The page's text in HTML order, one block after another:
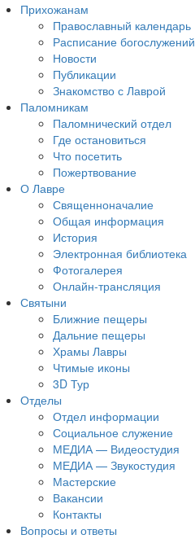
Прихожанам
Православный календарь
Расписание богослужений
Новости
Публикации
Знакомство с Лаврой
Паломникам
Паломнический отдел
Где остановиться
Что посетить
Пожертвование
О Лавре
Священноначалие
Общая информация
История
Электронная библиотека
Фотогалерея
Онлайн-трансляция
Святыни
Ближние пещеры
Дальние пещеры
Храмы Лавры
Чтимые иконы
3D Тур
Отделы
Отдел информации
Социальное служение
МЕДИА — Видеостудия
МЕДИА — Звукостудия
Мастерские
Вакансии
Контакты
Вопросы и ответы